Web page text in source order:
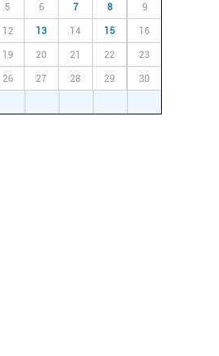
5 6 7 8 9
12 13 14 15 16
19 20 21 22 23
26 27 28 29 30